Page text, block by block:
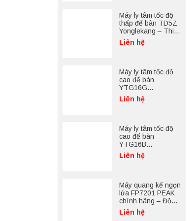
Máy ly tâm tốc độ
thấp để bàn TD5Z
Yonglekang – Thiết
bị ly tâm phòng thí
nghiệm
Liên hệ
Máy ly tâm tốc độ
cao để bàn
YTG16G
Yonglekang – Thiết
bị ly tâm phòng thí
Liên hệ
Máy ly tâm tốc độ
cao để bàn
YTG16B
Yonglekang – Thiết
bị ly tâm phòng thí
Liên hệ
Máy quang kế ngọn
lửa FP7201 PEAK
chính hãng – Độ
chính xác cao, vận
hành ổn định
Liên hệ